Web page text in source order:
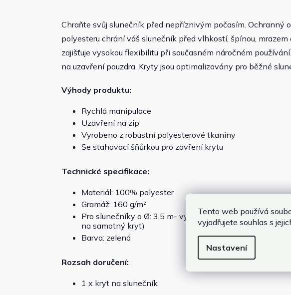
Tento web používá
vyjadřujete souhlas s
Nastavení
Chraňte svůj slunečník před nepříznivým počasím. Ochranný
polyesteru chrání váš slunečník před vlhkostí, špínou, mrazem
zajišťuje vysokou flexibilitu při současném náročném
na uzavření pouzdra. Kryty jsou optimalizovány pro běžné
Výhody produktu:
Rychlá manipulace
Uzavření na zip
Vyrobeno z robustní polyesterové tkaniny
Se stahovací šňůrkou pro zavření krytu
Technické specifikace:
Materiál: 100% polyester
Gramáž: 160 g/m²
Pro slunečníky o Ø: 3,5 m- vybraná velikost se vztahuje
na samotný kryt)
Barva: zelená
Rozsah doručení:
1 x kryt na slunečník